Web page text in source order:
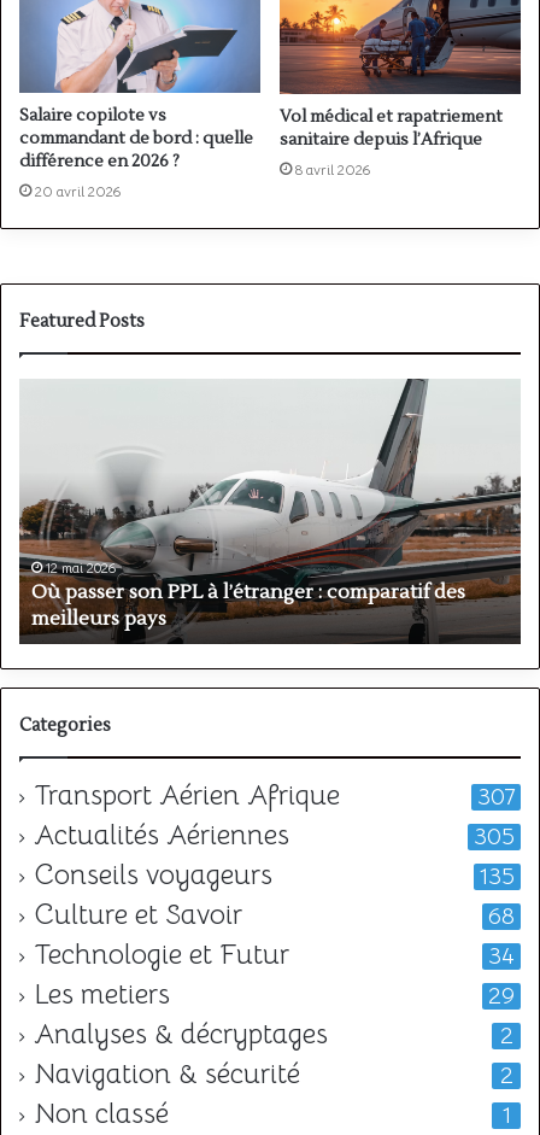
Salaire copilote vs
commandant de bord : quelle
différence en 2026 ?
20 avril 2026
Vol médical et rapatriement
sanitaire depuis l’Afrique
8 avril 2026
Featured Posts
des
avion
ou
hélicoptère
en
Afrique
?
12 mai 2026
PPL(A) vs PPL(H) : avion ou
?
Categories
Transport Aérien Afrique 307
Actualités Aériennes 305
Conseils voyageurs 135
Culture et Savoir 68
Technologie et Futur 34
Les metiers 29
Analyses & décryptages 2
Navigation & sécurité 2
Non classé 1